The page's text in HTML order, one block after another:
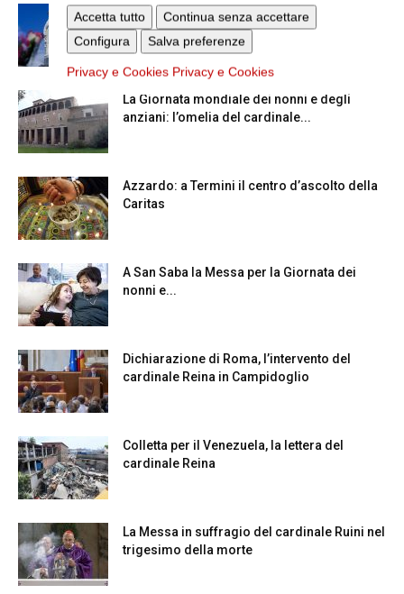
Accetta tutto
Continua senza accettare
Configura
Salva preferenze
Privacy e Cookies Privacy e Cookies
Dal 28 al 31 agosto il pellegrinaggio
diocesano a Lourdes
La Giornata mondiale dei nonni e degli
anziani: l’omelia del cardinale...
Azzardo: a Termini il centro d’ascolto della
Caritas
A San Saba la Messa per la Giornata dei
nonni e...
Dichiarazione di Roma, l’intervento del
cardinale Reina in Campidoglio
Colletta per il Venezuela, la lettera del
cardinale Reina
La Messa in suffragio del cardinale Ruini nel
trigesimo della morte